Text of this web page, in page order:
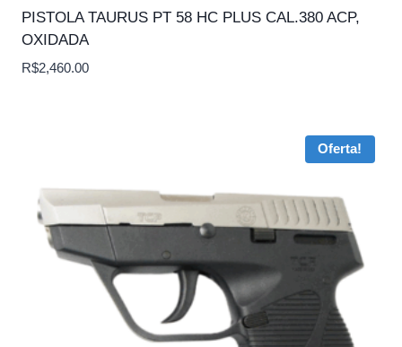
PISTOLA TAURUS PT 58 HC PLUS CAL.380 ACP,
OXIDADA
R$2,460.00
Oferta!